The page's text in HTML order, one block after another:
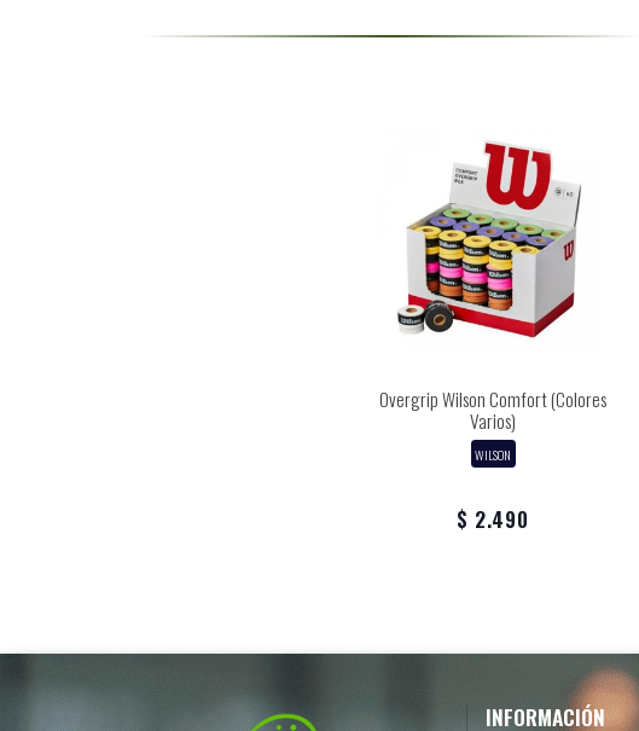
Overgrip Wilson Comfort (Colores
Varios)
WILSON
$ 2.490
INFORMACIÓN